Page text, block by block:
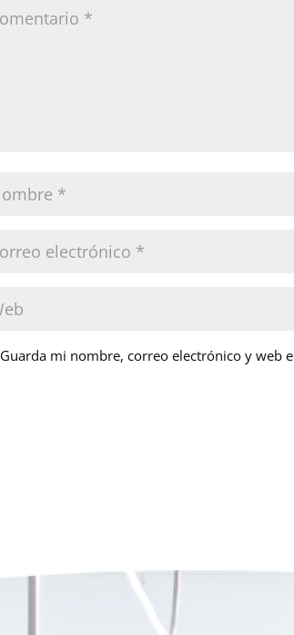
Guarda mi nombre, correo electrónico y web